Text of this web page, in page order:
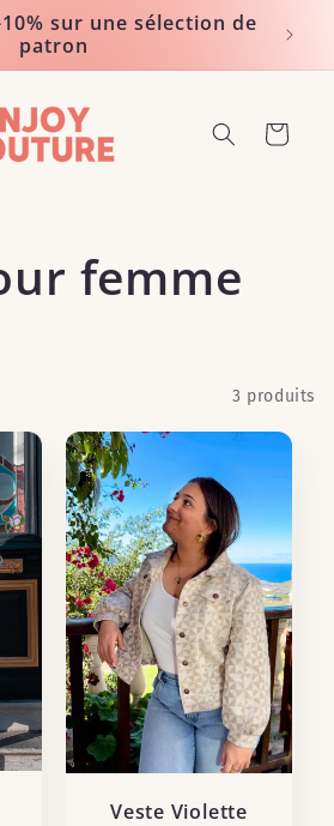
sur une sélection de
patron
Noté
Panier
femme
3 produits
Veste Violette